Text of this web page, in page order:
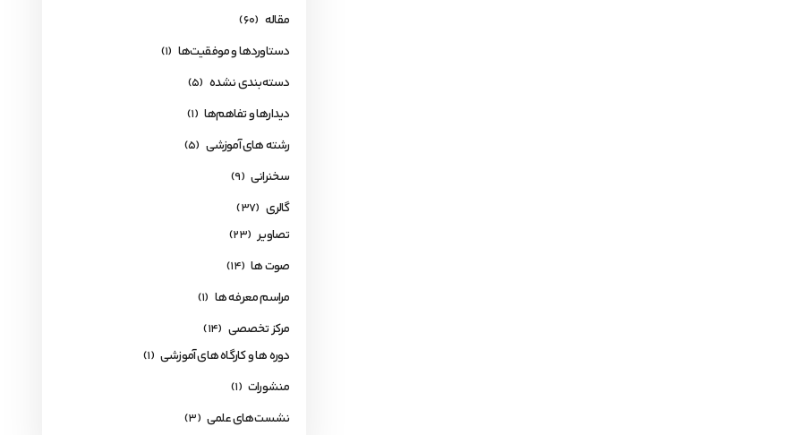
مقاله (60)
دستاوردها و موفقیت‌ها (1)
دسته‌بندی نشده (5)
دیدارها و تفاهم‌ها (1)
رشته های آموزشی (5)
سخنرانی (9)
گالری (37)
تصاویر (23)
صوت ها (14)
مراسم معرفه ها (1)
مرکز تخصصی (14)
دوره ها و کارگاه های آموزشی (1)
منشورات (1)
نشست‌های علمی (3)